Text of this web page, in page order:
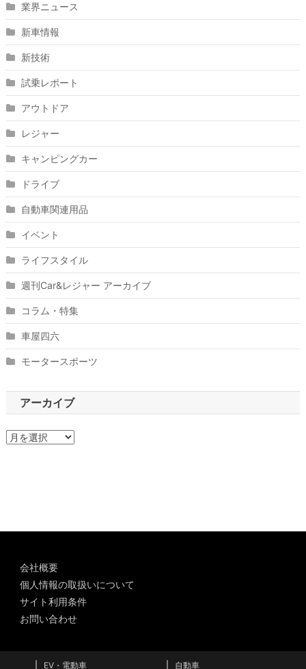
業界ニュース
新車情報
新技術
試乗レポート
アウトドア
レジャー
キャンピングカー
ドライブ
自動車関連用品
イベント
ライフスタイル
週刊Car&レジャー アーカイブ
コラム・特集
車屋四六
モータースポーツ
アーカイブ
ア
会社概要
個人情報の取扱いについて
サイト利用条件
お問い合わせ
EV・電動車 自動車